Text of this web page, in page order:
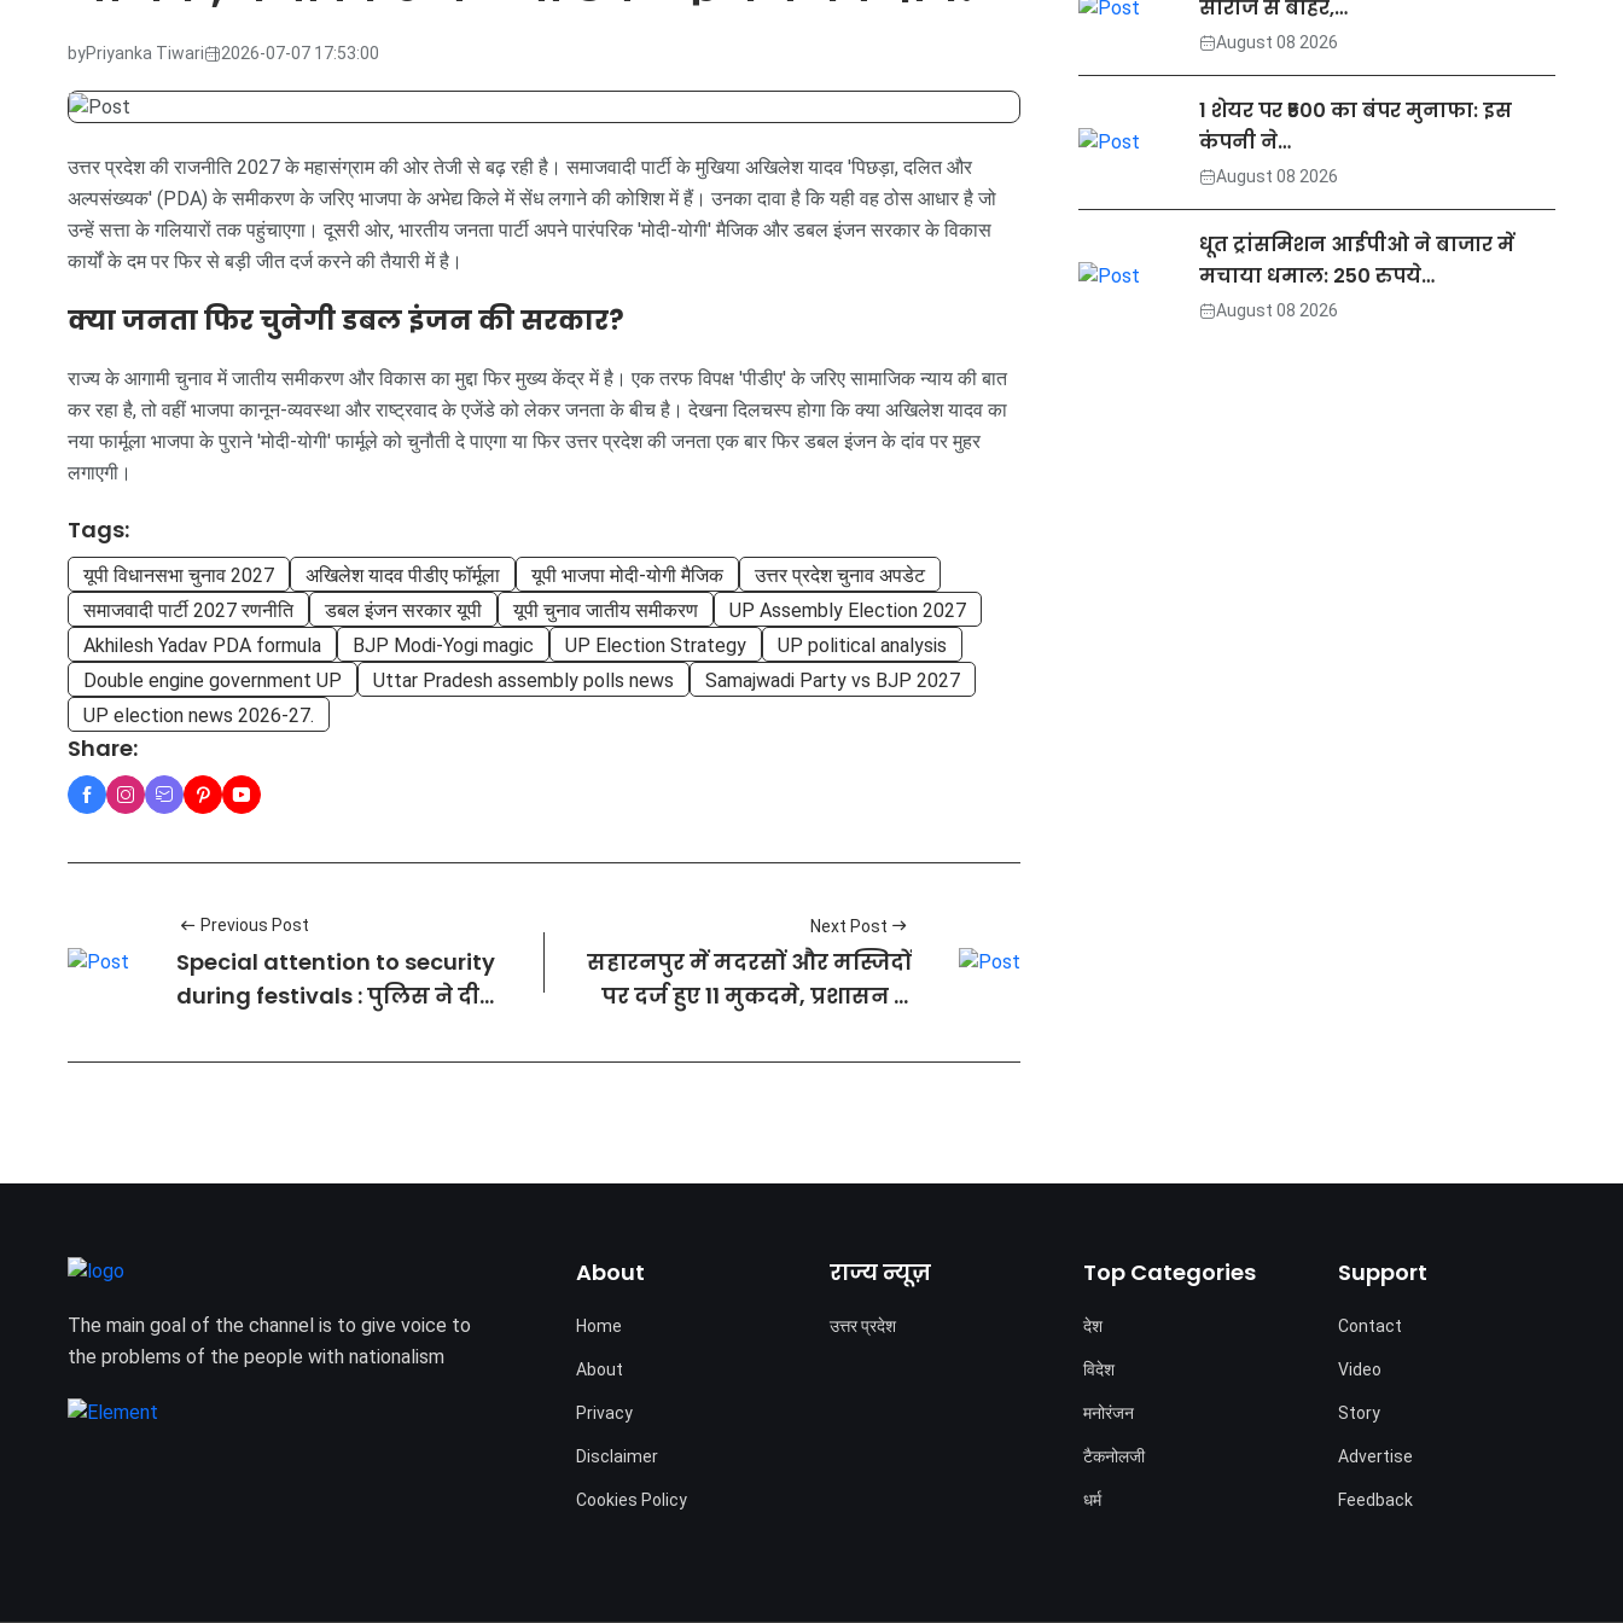
byPriyanka Tiwari 2026-07-07 17:53:00
उत्तर प्रदेश की राजनीति 2027 के महासंग्राम की ओर तेजी से बढ़ रही है। समाजवादी पार्टी के मुखिया अखिलेश यादव 'पिछड़ा, दलित और
अल्पसंख्यक' (PDA) के समीकरण के जरिए भाजपा के अभेद्य किले में सेंध लगाने की कोशिश में हैं। उनका दावा है कि यही वह ठोस आधार है जो
उन्हें सत्ता के गलियारों तक पहुंचाएगा। दूसरी ओर, भारतीय जनता पार्टी अपने पारंपरिक 'मोदी-योगी' मैजिक और डबल इंजन सरकार के विकास
कार्यों के दम पर फिर से बड़ी जीत दर्ज करने की तैयारी में है।
क्या जनता फिर चुनेगी डबल इंजन की सरकार?
राज्य के आगामी चुनाव में जातीय समीकरण और विकास का मुद्दा फिर मुख्य केंद्र में है। एक तरफ विपक्ष 'पीडीए' के जरिए सामाजिक न्याय की बात
कर रहा है, तो वहीं भाजपा कानून-व्यवस्था और राष्ट्रवाद के एजेंडे को लेकर जनता के बीच है। देखना दिलचस्प होगा कि क्या अखिलेश यादव का
नया फार्मूला भाजपा के पुराने 'मोदी-योगी' फार्मूले को चुनौती दे पाएगा या फिर उत्तर प्रदेश की जनता एक बार फिर डबल इंजन के दांव पर मुहर
लगाएगी।
Tags:
यूपी विधानसभा चुनाव 2027 अखिलेश यादव पीडीए फॉर्मूला यूपी भाजपा मोदी-योगी मैजिक
उत्तर प्रदेश चुनाव अपडेट
समाजवादी पार्टी 2027 रणनीति
डबल इंजन सरकार यूपी यूपी चुनाव जातीय समीकरण
UP Assembly Election 2027
Akhilesh Yadav PDA formula
BJP Modi-Yogi magic UP Election Strategy
UP political analysis
Double engine government UP
Uttar Pradesh assembly polls news
Samajwadi Party vs BJP 2027
UP election news 2026-27.
Share:
Previous Post
Special attention to security
during festivals : पुलिस ने दी
Next Post
सहारनपुर में मदरसों और मस्जिदों
पर दर्ज हुए 11 मुकदमे, प्रशासन ने
सीरीज से बाहर,…
August 08 2026
1 शेयर पर ₹500 का बंपर मुनाफा: इस
कंपनी ने…
August 08 2026
धूत ट्रांसमिशन आईपीओ ने बाजार में
मचाया धमाल: 250 रुपये…
August 08 2026
The main goal of the channel is to give voice to
the problems of the people with nationalism
About
Home
About
Privacy
Disclaimer
Cookies Policy
राज्य न्यूज़
उत्तर प्रदेश
Top Categories
देश
विदेश
मनोरंजन
टैकनोलजी
धर्म
Support
Contact
Video
Story
Advertise
Feedback